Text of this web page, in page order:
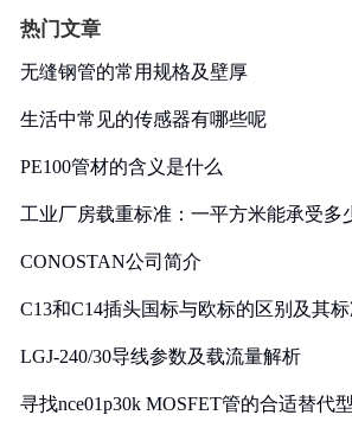
热门文章
无缝钢管的常用规格及壁厚
生活中常见的传感器有哪些呢
PE100管材的含义是什么
工业厂房载重标准：一平方米能承受多
CONOSTAN公司简介
C13和C14插头国标与欧标的区别及其
LGJ-240/30导线参数及载流量解析
寻找nce01p30k MOSFET管的合适替代